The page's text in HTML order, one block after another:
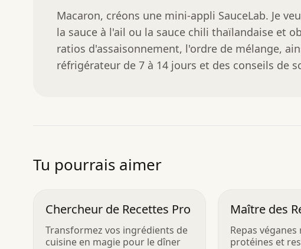
Macaron, créons une mini-appli SauceLab. Je
la sauce à l'ail ou la sauce chili thaïlandaise et
ratios d'assaisonnement, l'ordre de mélange,
réfrigérateur de 7 à 14 jours et des conseils de
Tu pourrais aimer
Chercheur de Recettes Pro
Transformez vos ingrédients de
cuisine en magie pour le dîner
Maître des
Végétaliens
Repas véganes
protéines et